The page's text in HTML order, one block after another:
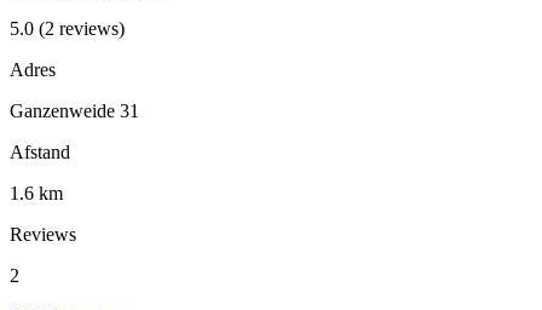
5.0 (2 reviews)
Adres
Ganzenweide 31
Afstand
1.6 km
Reviews
2